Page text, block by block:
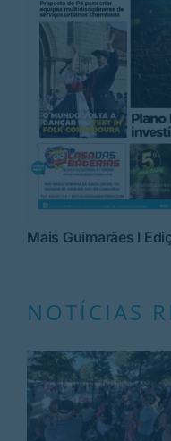
Mais Guimarães I
NOTÍCIAS